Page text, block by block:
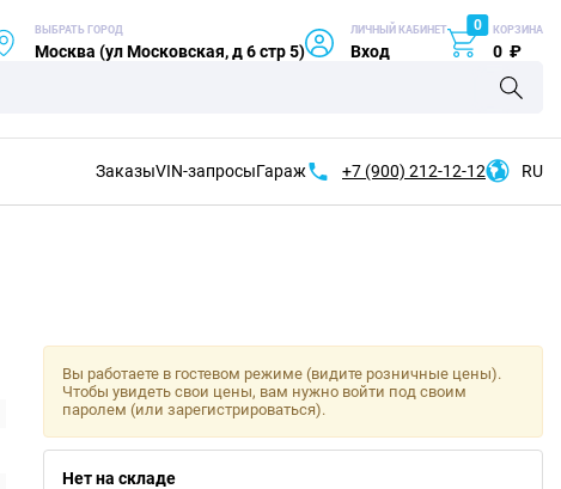
ВЫБРАТЬ ГОРОД
Москва (ул Московская, д 6 стр 5)
ЛИЧНЫЙ КАБИНЕТ
Вход
0 КОРЗИНА
0 ₽
ЗаказыVIN-запросыГараж +7 (900) 212-12-12 RU
Вы работаете в гостевом режиме (видите розничные цены).
Чтобы увидеть свои цены, вам нужно войти под своим
паролем (или зарегистрироваться).
Нет на складе